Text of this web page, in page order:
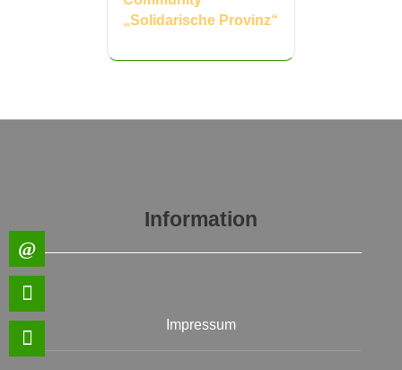
„Solidarische Provinz“
Information
Impressum